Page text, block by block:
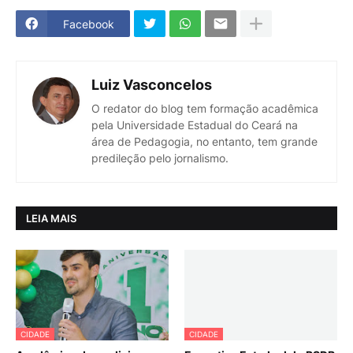
Facebook
Luiz Vasconcelos
O redator do blog tem formação acadêmica
pela Universidade Estadual do Ceará na
área de Pedagogia, no entanto, tem grande
predileção pelo jornalismo.
LEIA MAIS
CIDADE CIDADE